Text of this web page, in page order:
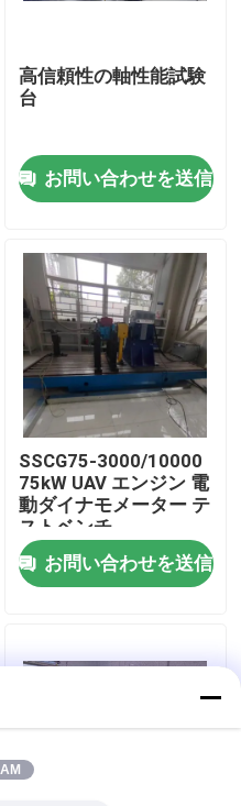
高信頼性の軸性能試験
台
お問い合わせを送信
SSCG75-3000/10000
75kW UAV エンジン 電
動ダイナモメーター テ
ストベンチ
お問い合わせを送信